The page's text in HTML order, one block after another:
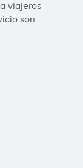
viajeros
son